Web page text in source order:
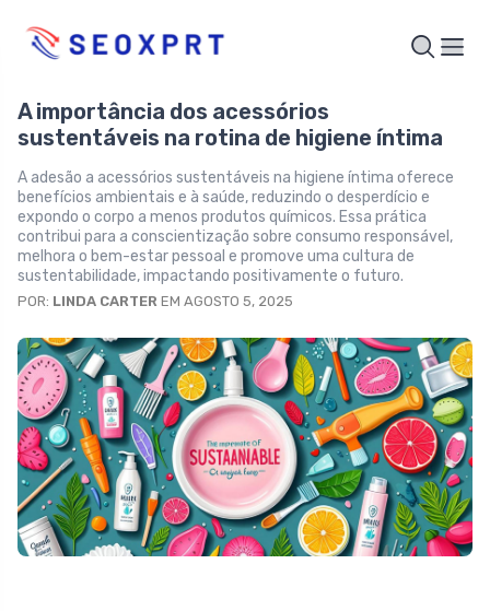
A importância dos acessórios
sustentáveis na rotina de higiene íntima
A adesão a acessórios sustentáveis na higiene íntima oferece
benefícios ambientais e à saúde, reduzindo o desperdício e
expondo o corpo a menos produtos químicos. Essa prática
contribui para a conscientização sobre consumo responsável,
melhora o bem-estar pessoal e promove uma cultura de
sustentabilidade, impactando positivamente o futuro.
POR: LINDA CARTER EM AGOSTO 5, 2025